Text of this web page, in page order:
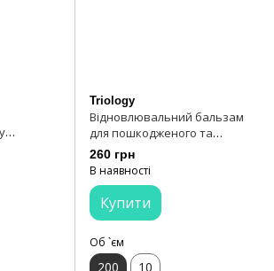
Triology
Відновлювальний бальзам
для пошкодженого та
фарбованого волосся Triology
Fiberplex Repair Balm
260 грн
В наявності
Купити
Об `єм
200 10